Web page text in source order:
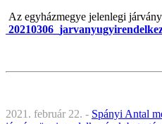
Az egyházmegye jelenlegi
2021. február 22. - Spányi Antal